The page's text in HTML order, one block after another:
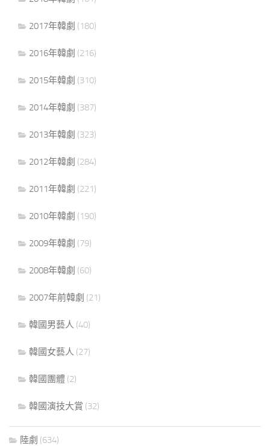
2017年韓劇 (180)
2016年韓劇 (216)
2015年韓劇 (310)
2014年韓劇 (387)
2013年韓劇 (323)
2012年韓劇 (284)
2011年韓劇 (221)
2010年韓劇 (190)
2009年韓劇 (79)
2008年韓劇 (60)
2007年前韓劇 (21)
韓國男藝人 (40)
韓國女藝人 (27)
韓國團體 (2)
韓國演技大賞 (32)
陸劇 (634)